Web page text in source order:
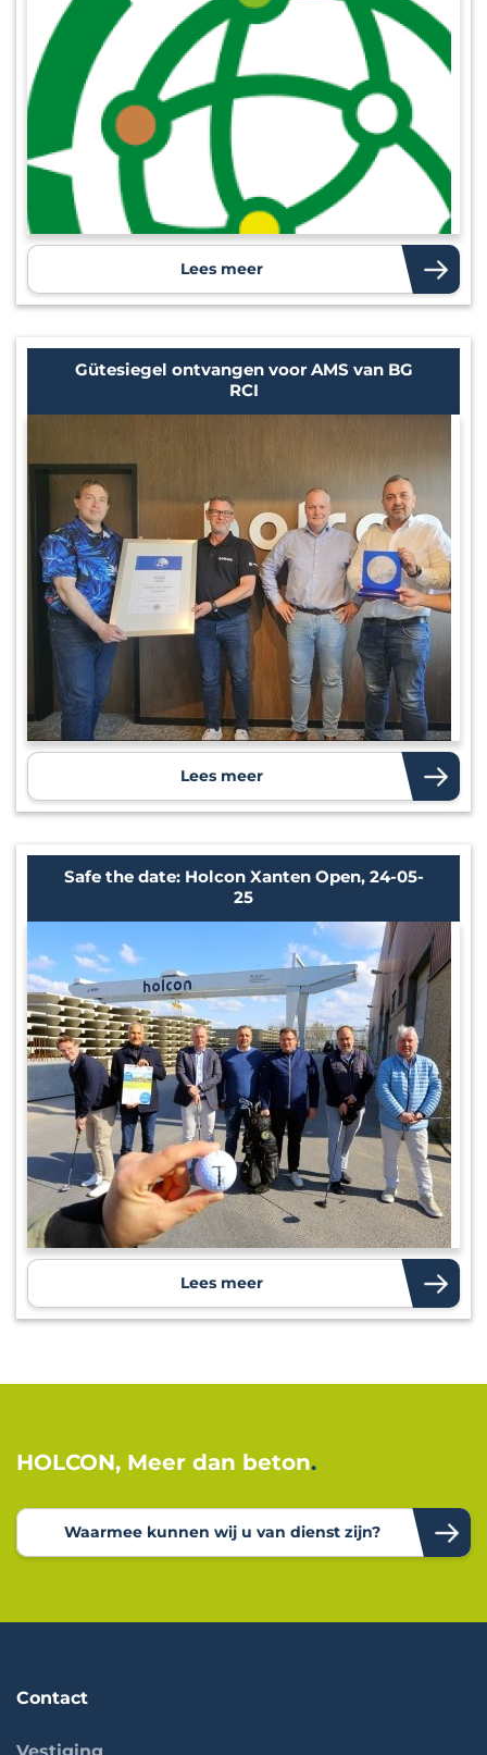
Lees meer
Gütesiegel ontvangen voor AMS van BG
RCI
Lees meer
Safe the date: Holcon Xanten Open, 24-05-
25
Lees meer
HOLCON, Meer dan beton
Waarmee kunnen wij u van dienst zijn?
Contact
Vestiging